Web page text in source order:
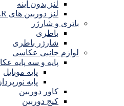
لنز بدون آینه
لنز دوربین های DSLR
باتری و شارژر
باطری
شارژر باطری
لوازم جانبی عکاسی
پایه و سه پایه
پایه موبایل
پایه
کاور دوربین
کیج دوربین